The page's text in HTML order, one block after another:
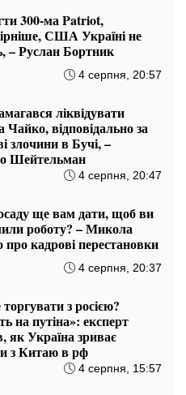
300-ма Patriot,
США Україні не
– Руслан Бортник
4 серпня, 20:57
ліквідувати
Чайко, відповідально за
злочини в Бучі, –
Шейтельман
4 серпня, 20:47
ще вам дати, щоб ви
роботу? – Микола
кадрові перестановки
4 серпня, 20:37
з росією?
на путіна»: експерт
як Україна зриває
з Китаю в рф
4 серпня, 15:57